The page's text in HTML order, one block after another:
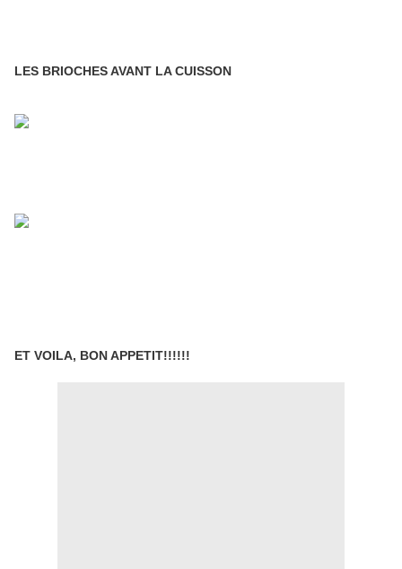
LES BRIOCHES AVANT LA CUISSON
ET VOILA, BON APPETIT!!!!!!